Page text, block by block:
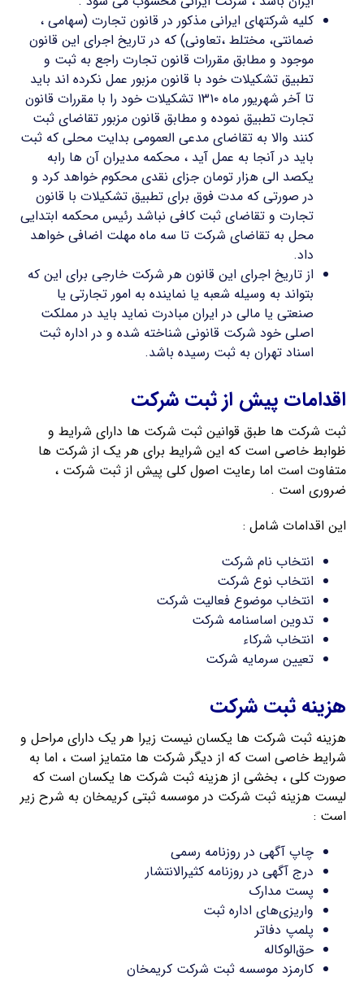
کلیه شرکتهای ایرانی مذکور در قانون تجارت (سهامی ،
ضمانتی، مختلط ،تعاونی) که در تاریخ اجرای این قانون
موجود و مطابق مقررات قانون تجارت راجع به ثبت و
تطبیق تشکیلات خود با قانون مزبور عمل نکرده اند باید
تا آخر شهریور ماه ۱۳۱۰ تشکیلات خود را با مقررات قانون
تجارت تطبیق نموده و مطابق قانون مزبور تقاضای ثبت
کنند والا به تقاضای مدعی العمومی بدایت محلی که ثبت
باید در آنجا به عمل آید ، محکمه مدیران آن ها رابه
یکصد الی هزار تومان جزای نقدی محکوم خواهد کرد و
در صورتی که مدت فوق برای تطبیق تشکیلات با قانون
تجارت و تقاضای ثبت کافی نباشد رئیس محکمه ابتدایی
محل به تقاضای شرکت تا سه ماه مهلت اضافی خواهد
داد.
از تاریخ اجرای این قانون هر شرکت خارجی برای این که
بتواند به وسیله شعبه یا نماینده به امور تجارتی یا
صنعتی یا مالی در ایران مبادرت نماید باید در مملکت
اصلی خود شرکت قانونی شناخته شده و در اداره ثبت
اسناد تهران به ثبت رسیده باشد.
اقدامات پیش از ثبت شرکت
ثبت شرکت ها طبق قوانین ثبت شرکت ها دارای شرایط و
ظوابط خاصی است که این شرایط برای هر یک از شرکت ها
متفاوت است اما رعایت اصول کلی پیش از ثبت شرکت ،
ضروری است .
این اقدامات شامل :
انتخاب نام شرکت
انتخاب نوع شرکت
انتخاب موضوع فعالیت شرکت
تدوین اساسنامه شرکت
انتخاب شرکاء
تعیین سرمایه شرکت
هزینه ثبت شرکت
هزینه ثبت شرکت ها یکسان نیست زیرا هر یک دارای مراحل و
شرایط خاصی است که از دیگر شرکت ها متمایز است ، اما به
صورت کلی ، بخشی از هزینه ثبت شرکت ها یکسان است که
لیست هزینه ثبت شرکت در موسسه ثبتی کریمخان به شرح زیر
است :
چاپ آگهی در روزنامه رسمی
درج آگهی در روزنامه کثیرالانتشار
پست مدارک
واریزی‌های اداره ثبت
پلمپ دفاتر
حق‌الوکاله
کارمزد موسسه ثبت شرکت کریمخان